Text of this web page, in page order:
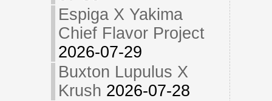
Espiga X Yakima
Chief Flavor Project
2026-07-29
Buxton Lupulus X
Krush 2026-07-28